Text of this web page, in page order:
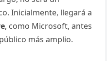
Inicialmente, llegará a
, como Microsoft, antes
más amplio.